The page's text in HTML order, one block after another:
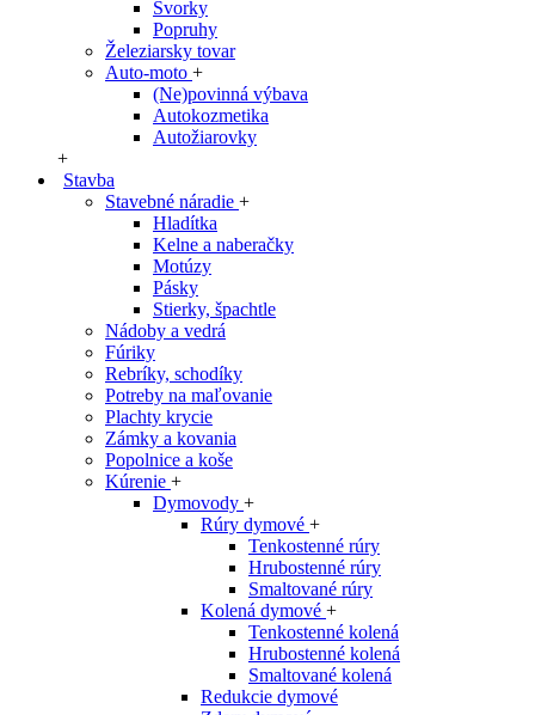
Svorky
Popruhy
Železiarsky tovar
Auto-moto +
(Ne)povinná výbava
Autokozmetika
Autožiarovky
+
Stavba
Stavebné náradie +
Hladítka
Kelne a naberačky
Motúzy
Pásky
Stierky, špachtle
Nádoby a vedrá
Fúriky
Rebríky, schodíky
Potreby na maľovanie
Plachty krycie
Zámky a kovania
Popolnice a koše
Kúrenie +
Dymovody +
Rúry dymové +
Tenkostenné rúry
Hrubostenné rúry
Smaltované rúry
Kolená dymové +
Tenkostenné kolená
Hrubostenné kolená
Smaltované kolená
Redukcie dymové